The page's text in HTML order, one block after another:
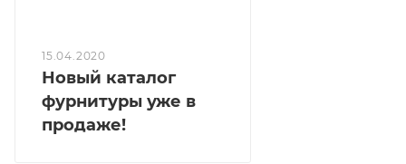
15.04.2020
Новый каталог
фурнитуры уже в
продаже!